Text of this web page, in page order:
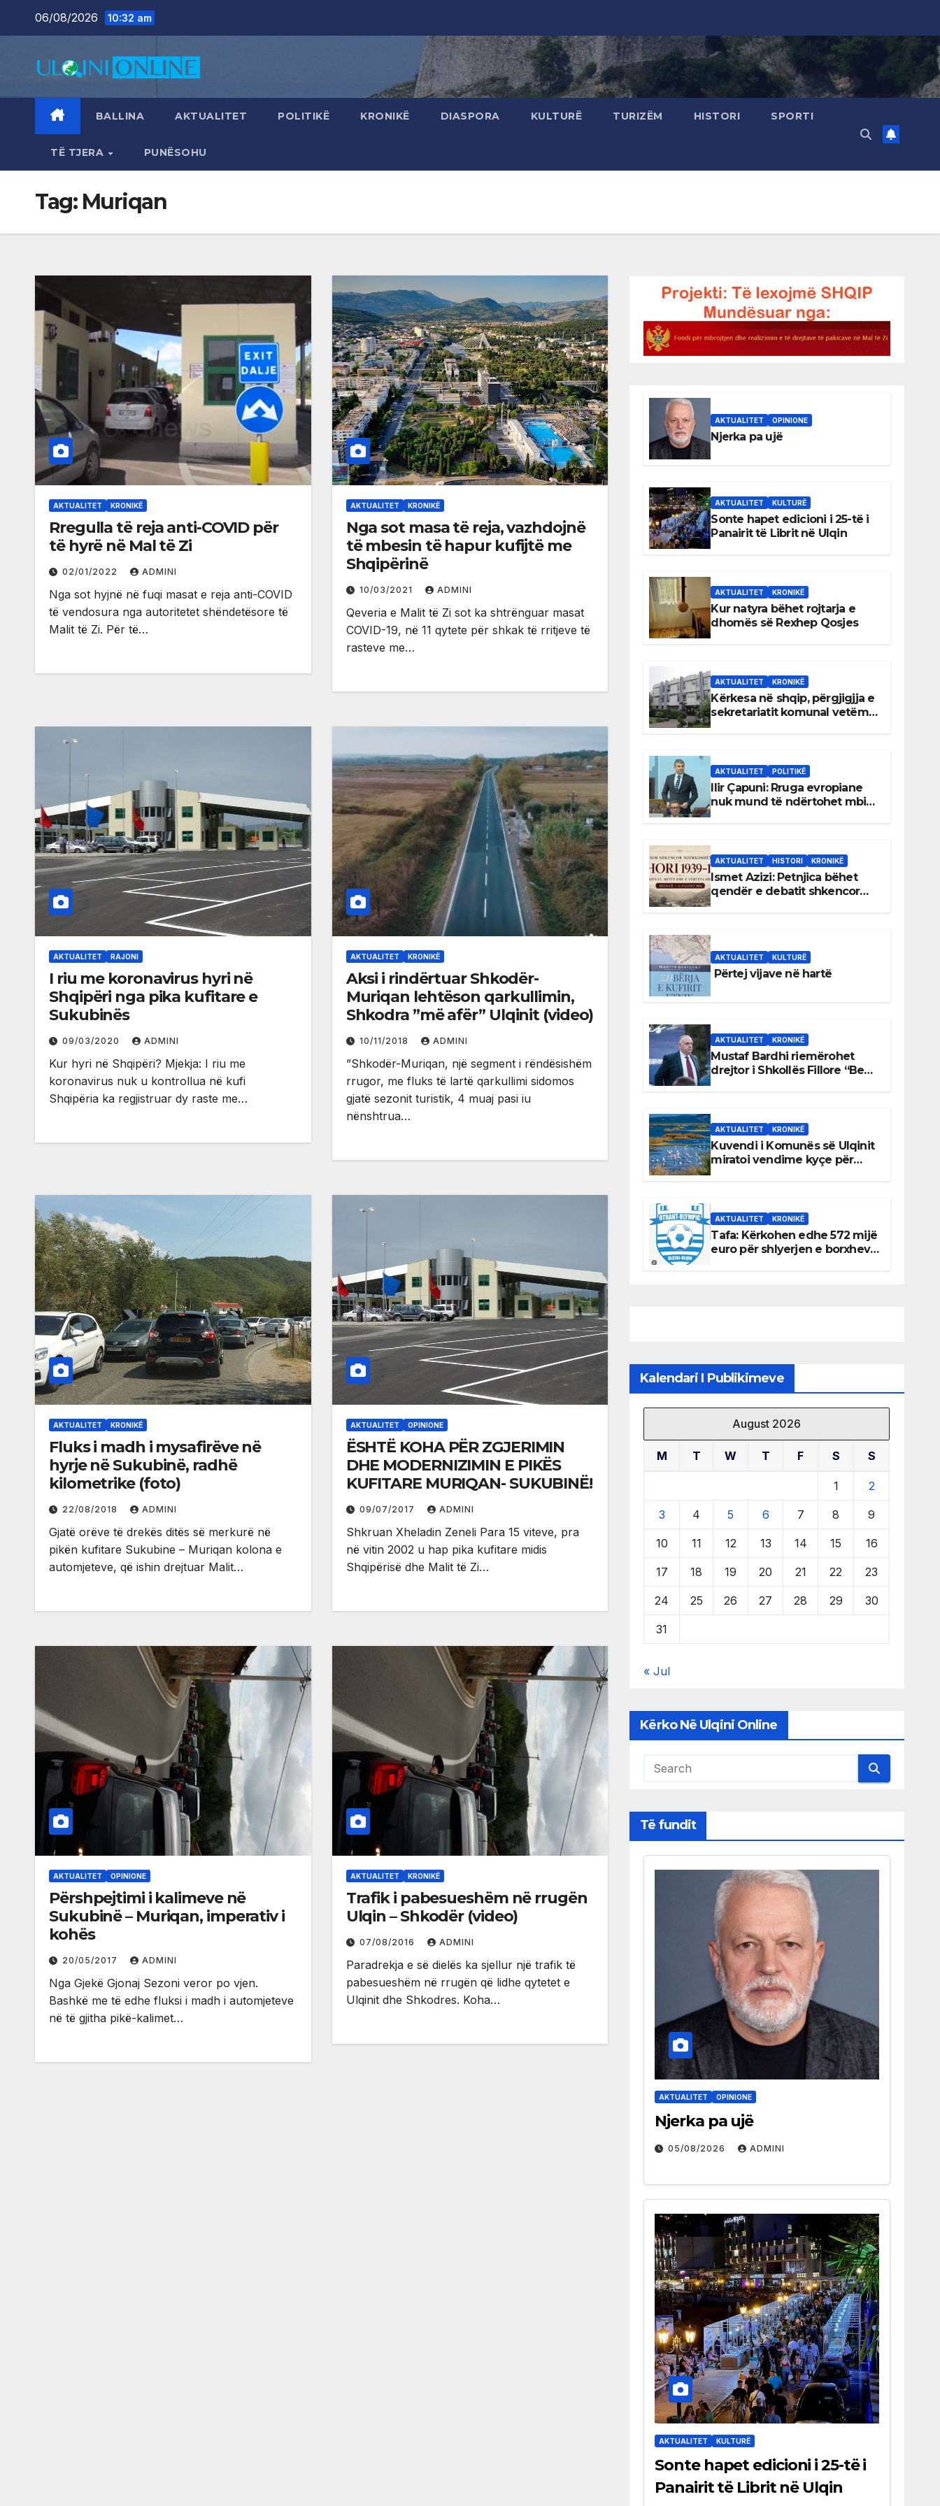
06/08/2026 10:32 am
BALLINA AKTUALITET POLITIKË KRONIKË DIASPORA KULTURË TURIZËM HISTORI SPORTI
TË TJERA PUNËSOHU
Tag: Muriqan
AKTUALITET KRONIKË
Rregulla të reja anti-COVID për
të hyrë në Mal të Zi
02/01/2022 ADMINI
Nga sot hyjnë në fuqi masat e reja anti-COVID
të vendosura nga autoritetet shëndetësore të
Malit të Zi. Për të…
AKTUALITET KRONIKË
Nga sot masa të reja, vazhdojnë
të mbesin të hapur kufijtë me
Shqipërinë
10/03/2021 ADMINI
Qeveria e Malit të Zi sot ka shtrënguar masat
COVID-19, në 11 qytete për shkak të rritjeve të
rasteve me…
AKTUALITET RAJONI
I riu me koronavirus hyri në
Shqipëri nga pika kufitare e
Sukubinës
09/03/2020 ADMINI
Kur hyri në Shqipëri? Mjekja: I riu me
koronavirus nuk u kontrollua në kufi
Shqipëria ka regjistruar dy raste me…
AKTUALITET KRONIKË
Aksi i rindërtuar Shkodër-
Muriqan lehtëson qarkullimin,
Shkodra ”më afër” Ulqinit (video)
10/11/2018 ADMINI
”Shkodër-Muriqan, një segment i rëndësishëm
rrugor, me fluks të lartë qarkullimi sidomos
gjatë sezonit turistik, 4 muaj pasi iu
nënshtrua…
AKTUALITET KRONIKË
Fluks i madh i mysafirëve në
hyrje në Sukubinë, radhë
kilometrike (foto)
22/08/2018 ADMINI
Gjatë orëve të drekës ditës së merkurë në
pikën kufitare Sukubine – Muriqan kolona e
automjeteve, që ishin drejtuar Malit…
AKTUALITET OPINIONE
ËSHTË KOHA PËR ZGJERIMIN
DHE MODERNIZIMIN E PIKËS
KUFITARE MURIQAN- SUKUBINË!
09/07/2017 ADMINI
Shkruan Xheladin Zeneli Para 15 viteve, pra
në vitin 2002 u hap pika kufitare midis
Shqipërisë dhe Malit të Zi…
AKTUALITET OPINIONE
Përshpejtimi i kalimeve në
Sukubinë – Muriqan, imperativ i
kohës
20/05/2017 ADMINI
Nga Gjekë Gjonaj Sezoni veror po vjen.
Bashkë me të edhe fluksi i madh i automjeteve
në të gjitha pikë-kalimet…
AKTUALITET KRONIKË
Trafik i pabesueshëm në rrugën
Ulqin – Shkodër (video)
07/08/2016 ADMINI
Paradrekja e së dielës ka sjellur një trafik të
pabesueshëm në rrugën që lidhe qytetet e
Ulqinit dhe Shkodres. Koha…
AKTUALITET OPINIONE
Njerka pa ujë
AKTUALITET KULTURË
Sonte hapet edicioni i 25-të i
Panairit të Librit në Ulqin
AKTUALITET KRONIKË
Kur natyra bëhet rojtarja e
dhomës së Rexhep Qosjes
AKTUALITET KRONIKË
Kërkesa në shqip, përgjigjja e
sekretariatit komunal vetëm
AKTUALITET POLITIKË
Ilir Çapuni: Rruga evropiane
nuk mund të ndërtohet mbi
AKTUALITET HISTORI KRONIKË
Ismet Azizi: Petnjica bëhet
qendër e debatit shkencor
AKTUALITET KULTURË
Përtej vijave në hartë
AKTUALITET KRONIKË
Mustaf Bardhi riemërohet
drejtor i Shkollës Fillore “Bedri
AKTUALITET KRONIKË
Kuvendi i Komunës së Ulqinit
miratoi vendime kyçe për
AKTUALITET KRONIKË
Tafa: Kërkohen edhe 572 mijë
euro për shlyerjen e borxheve
Kalendari I Publikimeve
August 2026
M T W T F S S
1 2
3 4 5 6 7 8 9
10 11 12 13 14 15 16
17 18 19 20 21 22 23
24 25 26 27 28 29 30
31
« Jul
Kërko Në Ulqini Online
Të fundit
AKTUALITET OPINIONE
Njerka pa ujë
05/08/2026 ADMINI
AKTUALITET KULTURË
Sonte hapet edicioni i 25-të i
Panairit të Librit në Ulqin